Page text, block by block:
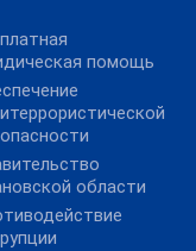
помощь
области